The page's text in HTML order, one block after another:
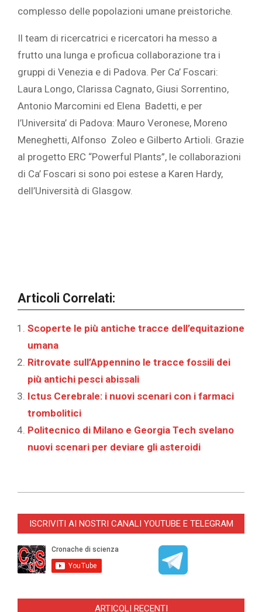
complesso delle popolazioni umane preistoriche.
Il team di ricercatrici e ricercatori ha messo a
frutto una lunga e proficua collaborazione tra i
gruppi di Venezia e di Padova. Per Ca’ Foscari:
Laura Longo, Clarissa Cagnato, Giusi Sorrentino,
Antonio Marcomini ed Elena Badetti, e per
l’Universita’ di Padova: Mauro Veronese, Moreno
Meneghetti, Alfonso Zoleo e Gilberto Artioli. Grazie
al progetto ERC “Powerful Plants”, le collaborazioni
di Ca’ Foscari si sono poi estese a Karen Hardy,
dell’Università di Glasgow.
Articoli Correlati:
Scoperte le più antiche tracce dell’equitazione
umana
Ritrovate sull’Appennino le tracce fossili dei
più antichi pesci abissali
Ictus Cerebrale: i nuovi scenari con i farmaci
trombolitici
Politecnico di Milano e Georgia Tech svelano
nuovi scenari per deviare gli asteroidi
09-
ISCRIVITI AI NOSTRI CANALI YOUTUBE E TELEGRAM
ARTICOLI RECENTI